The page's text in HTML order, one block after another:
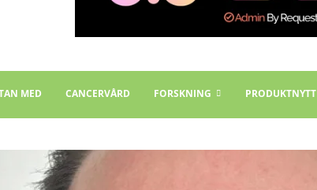
MED CANCERVÅRD FORSKNING PRODUKTNYTT